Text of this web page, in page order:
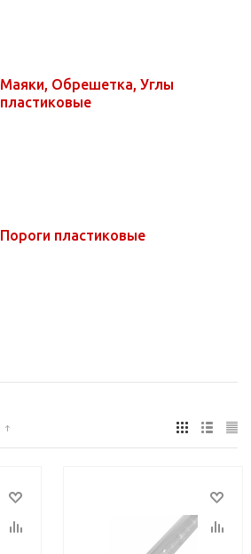
Маяки, Обрешетка, Углы
пластиковые
Пороги пластиковые